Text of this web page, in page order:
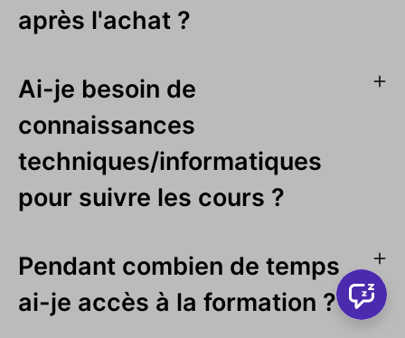
après l'achat ?
Ai-je besoin de
connaissances
techniques/informatiques
pour suivre les cours ?
Pendant combien de temps
ai-je accès à la formation ?